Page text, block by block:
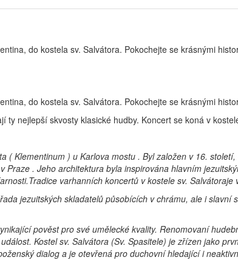
do kostela sv. Salvátora. Pokochejte se krásnými
do kostela sv. Salvátora. Pokochejte se krásnými
nejlepší skvosty klasické hudby. Koncert se koná v
( Klementinum ) u Karlova mostu . Byl založen v 16.
. Jeho architektura byla inspirována hlavním
varhanních koncertů v kostele sv. Salvátoraje
jezuitských skladatelů působících v chrámu, ale i slavní
pověst pro své umělecké kvality. Renomovaní
Kostel sv. Salvátora (Sv. Spasitele) je zřízen jako
dialog a je otevřená pro duchovní hledající i